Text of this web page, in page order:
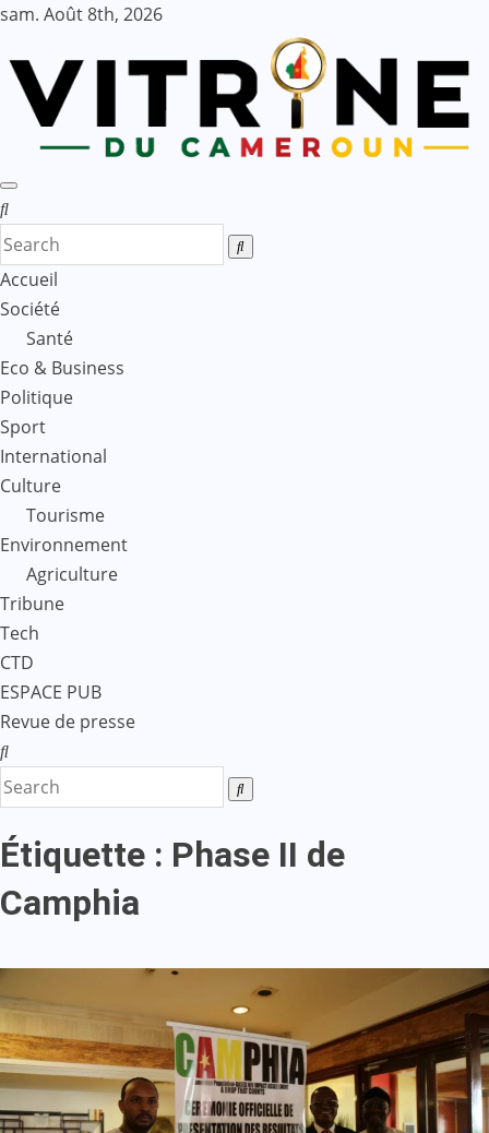
Skip
content
sam. Août 8th, 2026
Accueil
Société
Santé
Eco & Business
Politique
Sport
International
Culture
Tourisme
Environnement
Agriculture
Tribune
Tech
CTD
ESPACE PUB
Revue de presse
Étiquette : Phase II de
Camphia